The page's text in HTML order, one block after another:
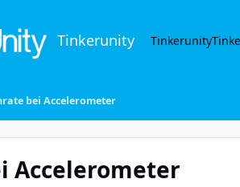
Tinkerunity Tinkerunity
bei Accelerometer
Accelerometer